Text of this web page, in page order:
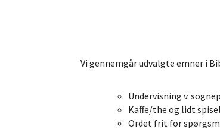
Vi gennemgår udvalgte emner i
Undervisning v.
Kaffe/the og lidt
Ordet frit for